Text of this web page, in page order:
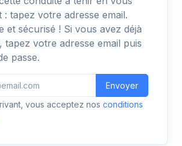
: tapez votre adresse email.
et sécurisé ! Si vous avez déjà
tapez votre adresse email puis
passe.
Envoyer
vous acceptez nos conditions